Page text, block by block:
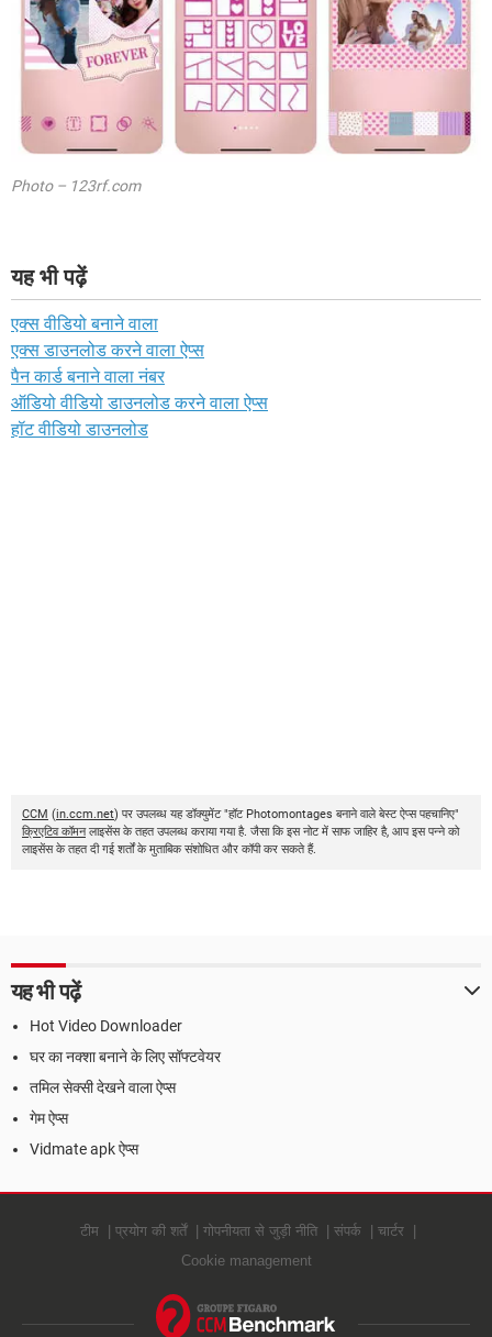
Photo – 123rf.com
यह भी पढ़ें
एक्स वीडियो बनाने वाला
एक्स डाउनलोड करने वाला ऐप्स
पैन कार्ड बनाने वाला नंबर
ऑडियो वीडियो डाउनलोड करने वाला ऐप्स
हॉट वीडियो डाउनलोड
CCM (in.ccm.net) पर उपलब्ध यह डॉक्युमेंट "हॉट Photomontages बनाने वाले बेस्ट ऐप्स पहचानिए"
क्रिएटिव कॉमनलाइसेंस के तहत उपलब्ध कराया गया है. जैसा कि इस नोट में साफ जाहिर है, आप इस पन्ने को
लाइसेंस के तहत दी गई शर्तों के मुताबिक संशोधित और कॉपी कर सकते हैं.
यह भी पढ़ें
Hot Video Downloader
घर का नक्शा बनाने के लिए सॉफ्टवेयर
तमिल सेक्सी देखने वाला ऐप्स
गेम ऐप्स
Vidmate apk ऐप्स
टीम प्रयोग की शर्तें गोपनीयता से जुड़ी नीति संपर्क
चार्टर
Cookie management